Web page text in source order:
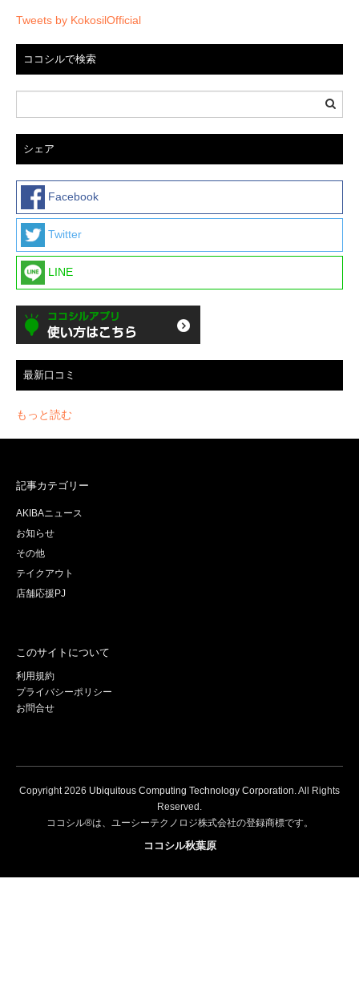
Tweets by KokosilOfficial
ココシルで検索
シェア
Facebook
Twitter
LINE
最新口コミ
もっと読む
記事カテゴリー
AKIBAニュース
お知らせ
その他
テイクアウト
店舗応援PJ
このサイトについて
利用規約
プライバシーポリシー
お問合せ
Copyright2026 Ubiquitous Computing Technology Corporation. All Rights
Reserved.
ココシル®は、ユーシーテクノロジ株式会社の登録商標です。
ココシル秋葉原